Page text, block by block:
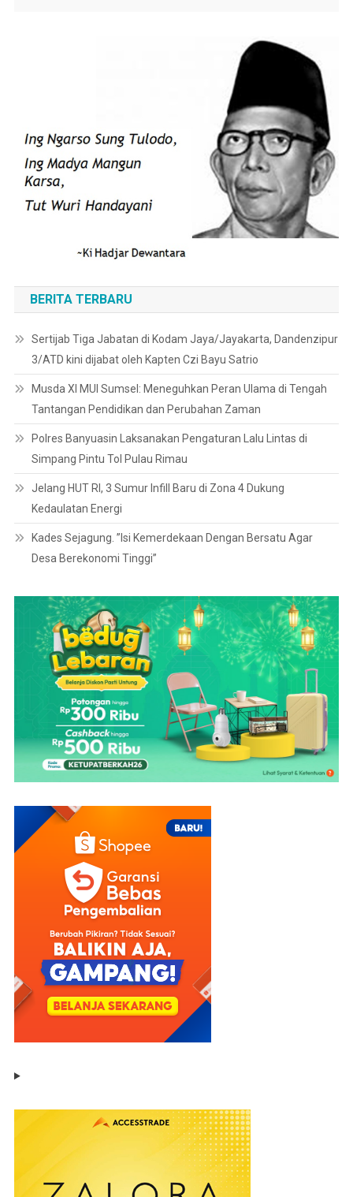
BERITA TERBARU
Sertijab Tiga Jabatan di Kodam Jaya/Jayakarta, Dandenzipur
3/ATD kini dijabat oleh Kapten Czi Bayu Satrio
Musda XI MUI Sumsel: Meneguhkan Peran Ulama di Tengah
Tantangan Pendidikan dan Perubahan Zaman
Polres Banyuasin Laksanakan Pengaturan Lalu Lintas di
Simpang Pintu Tol Pulau Rimau
Jelang HUT RI, 3 Sumur Infill Baru di Zona 4 Dukung
Kedaulatan Energi
Kades Sejagung. ”Isi Kemerdekaan Dengan Bersatu Agar
Desa Berekonomi Tinggi”